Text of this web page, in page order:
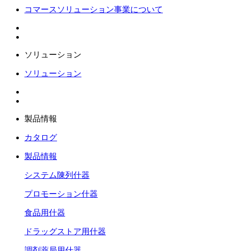
コマースソリューション事業について
ソリューション
ソリューション
製品情報
カタログ
製品情報
システム陳列什器
プロモーション什器
食品用什器
ドラッグストア用什器